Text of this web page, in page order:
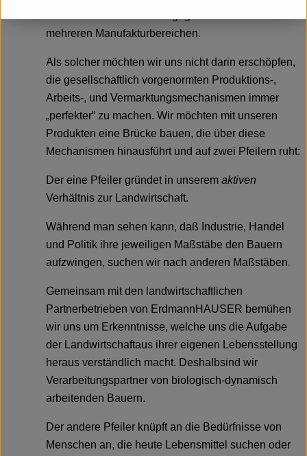
mehreren Manufakturbereichen.
Als solcher möchten wir uns nicht darin erschöpfen,
die gesellschaftlich vorgenormten Produktions-,
Arbeits-, und Vermarktungsmechanismen immer
„perfekter“ zu machen. Wir möchten mit unseren
Produkten eine Brücke bauen, die über diese
Mechanismen hinausführt und auf zwei Pfeilern ruht:
Der eine Pfeiler gründet in unserem aktiven
Verhältnis zur Landwirtschaft.
Während man sehen kann, daß Industrie, Handel
und Politik ihre jeweiligen Maßstäbe den Bauern
aufzwingen, suchen wir nach anderen Maßstäben.
Gemeinsam mit den landwirtschaftlichen
Partnerbetrieben von ErdmannHAUSER bemühen
wir uns um Erkenntnisse, welche uns die Aufgabe
der Landwirtschaftaus ihrer eigenen Lebensstellung
heraus verständlich macht. Deshalbsind wir
Verarbeitungspartner von biologisch-dynamisch
arbeitenden Bauern.
Der andere Pfeiler knüpft an die Bedürfnisse von
Menschen an, die heute Lebensmittel suchen oder